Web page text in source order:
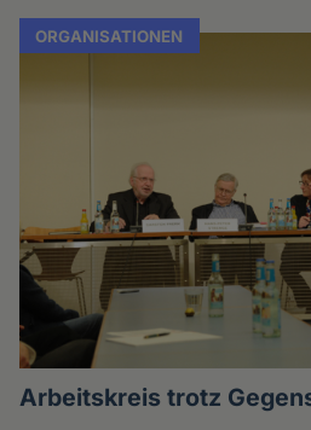
ORGANISATIONEN
Arbeitskreis trotz